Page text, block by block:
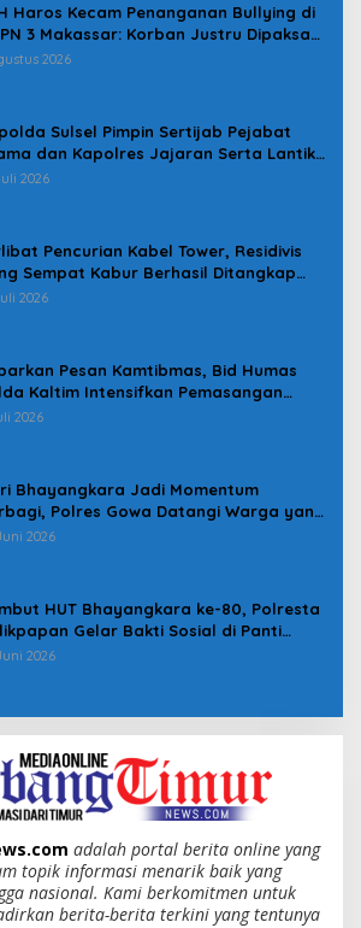
Haros Kecam Penanganan Bullying di
3 Makassar: Korban Justru Dipaksa
2026
Sulsel Pimpin Sertijab Pejabat
dan Kapolres Jajaran Serta Lantik
dan Kapolresta Gowa
2026
Pencurian Kabel Tower, Residivis
Sempat Kabur Berhasil Ditangkap
Gabungan di Jeneponto
2026
Pesan Kamtibmas, Bid Humas
Kaltim Intensifkan Pemasangan
serta Pembagian Stiker
2026
Bhayangkara Jadi Momentum
Polres Gowa Datangi Warga yang
2026
HUT Bhayangkara ke-80, Polresta
Gelar Bakti Sosial di Panti
Jabal Rahmah
2026
adalah portal berita online yang
topik informasi menarik baik yang
nasional. Kami berkomitmen untuk
berita-berita terkini yang tentunya